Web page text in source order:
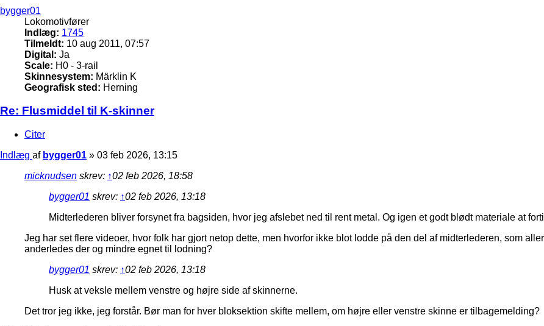
bygger01
Lokomotivfører
Indlæg: 1745
Tilmeldt: 10 aug 2011, 07:57
Digital: Ja
Scale: H0 - 3-rail
Skinnesystem: Märklin K
Geografisk sted: Herning
Re: Flusmiddel til K-skinner
Citer
Indlæg af bygger01 » 03 feb 2026, 13:15
micknudsen skrev: ↑02 feb 2026, 18:58
bygger01 skrev: ↑02 feb 2026, 13:18
Midterlederen bliver forsynet fra bagsiden, hvor jeg afslebet ned til rent metal. Og igen et godt blødt materiale at
Jeg har set flere videoer, hvor folk har gjort netop dette, men hvorfor ikke blot lodde på den del af midterlederen, som
anderledes der og mindre egnet til lodning?
bygger01 skrev: ↑02 feb 2026, 13:18
Husk at veksle mellem venstre og højre side af skinnerne.
Det tror jeg ikke, jeg forstår. Bør man for hver bloksektion skifte mellem, om højre eller venstre skinne er tilbagemelding?